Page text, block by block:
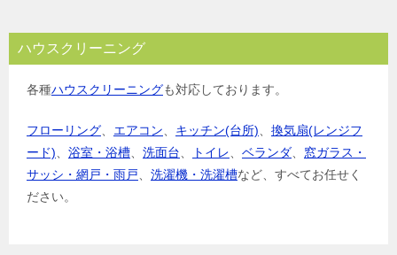
ハウスクリーニング
各種ハウスクリーニングも対応しております。
フローリング エアコン キッチン(台所)
換気扇(レンジフ
ード)
浴室・浴槽 洗面台 トイレ ベランダ
窓ガラス・
サッシ・網戸・雨戸
洗濯機・洗濯槽など、すべてお任せく
ださい。